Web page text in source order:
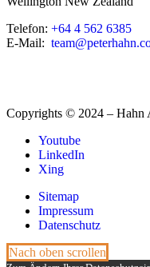
Telefon: +64 4 562 6385
E-Mail:
Copyrights © 2024 – Hahn
Youtube
LinkedIn
Xing
Sitemap
Impressum
Datenschutz
Nach oben scrollen